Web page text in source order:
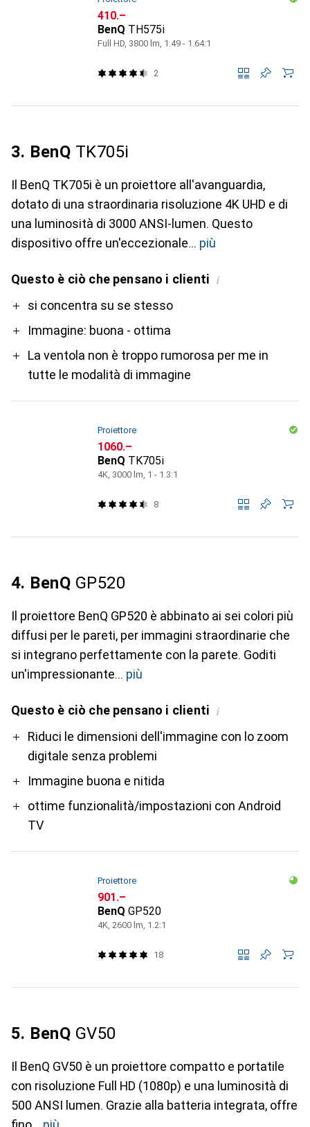
CHF
410.–
BenQ TH575i
Full HD, 3800 lm, 1.49 - 1.64:1
2
3. BenQ TK705i
Il BenQ TK705i è un proiettore all'avanguardia,
dotato di una straordinaria risoluzione 4K UHD e di
una luminosità di 3000 ANSI-lumen. Questo
dispositivo offre un'eccezionale
più
Questo è ciò che pensano i clienti i
Prosi concentra su se stesso
Immagine: buona - ottima
La ventola non è troppo rumorosa per me in
tutte le modalità di immagine
Proiettore
CHF
1060.–
BenQ TK705i
4K, 3000 lm, 1 - 1.3:1
8
4. BenQ GP520
Il proiettore BenQ GP520 è abbinato ai sei colori più
diffusi per le pareti, per immagini straordinarie che
si integrano perfettamente con la parete. Goditi
un'impressionante
più
Questo è ciò che pensano i clienti i
ProRiduci le dimensioni dell'immagine con lo zoom
digitale senza problemi
Immagine buona e nitida
ottime funzionalità/impostazioni con Android
TV
Proiettore
CHF
901.–
BenQ GP520
4K, 2600 lm, 1.2:1
18
5. BenQ GV50
Il BenQ GV50 è un proiettore compatto e portatile
con risoluzione Full HD (1080p) e una luminosità di
500 ANSI lumen. Grazie alla batteria integrata, offre